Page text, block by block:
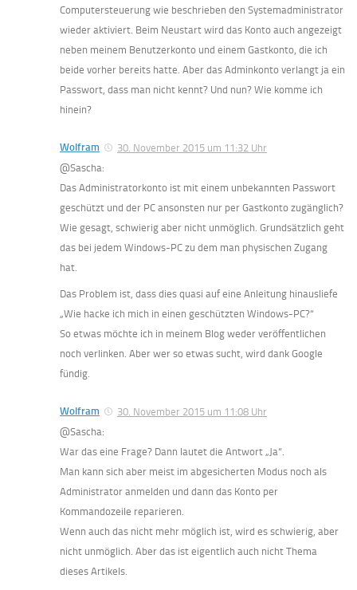
Computersteuerung wie beschrieben den Systemadministrator
wieder aktiviert. Beim Neustart wird das Konto auch angezeigt
neben meinem Benutzerkonto und einem Gastkonto, die ich
beide vorher bereits hatte. Aber das Adminkonto verlangt ja ein
Passwort, dass man nicht kennt? Und nun? Wie komme ich
hinein?
Wolfram
30. November 2015 um 11:32 Uhr
@Sascha:
Das Administratorkonto ist mit einem unbekannten Passwort
geschützt und der PC ansonsten nur per Gastkonto zugänglich?
Wie gesagt, schwierig aber nicht unmöglich. Grundsätzlich geht
das bei jedem Windows-PC zu dem man physischen Zugang
hat.
Das Problem ist, dass dies quasi auf eine Anleitung hinausliefe
„Wie hacke ich mich in einen geschützten Windows-PC?“
So etwas möchte ich in meinem Blog weder veröffentlichen
noch verlinken. Aber wer so etwas sucht, wird dank Google
fündig.
Wolfram
30. November 2015 um 11:08 Uhr
@Sascha:
War das eine Frage? Dann lautet die Antwort „Ja“.
Man kann sich aber meist im abgesicherten Modus noch als
Administrator anmelden und dann das Konto per
Kommandozeile reparieren.
Wenn auch das nicht mehr möglich ist, wird es schwierig, aber
nicht unmöglich. Aber das ist eigentlich auch nicht Thema
dieses Artikels.